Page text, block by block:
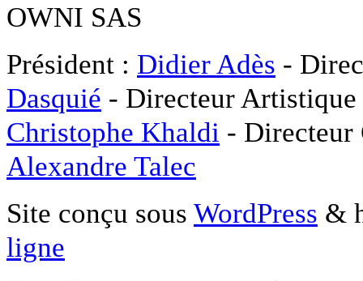
OWNI SAS
Président : Didier Adès -
Dasquié - Directeur
Christophe Khaldi -
Alexandre Talec
Site conçu sous WordPress &
ligne